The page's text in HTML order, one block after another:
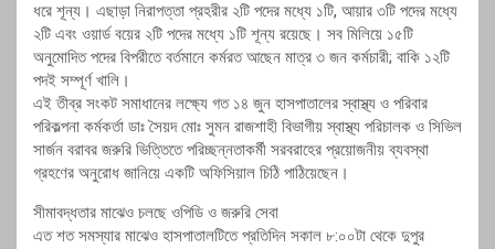
ধরে শূন্য। এছাড়া নিরাপত্তা প্রহরীর ২টি পদের মধ্যে ১টি, আয়ার ৩টি পদের মধ্যে
২টি এবং ওয়ার্ড বয়ের ২টি পদের মধ্যে ১টি শূন্য রয়েছে। সব মিলিয়ে ১৫টি
অনুমোদিত পদের বিপরীতে বর্তমানে কর্মরত আছেন মাত্র ৩ জন কর্মচারী; বাকি ১২টি
পদই সম্পূর্ণ খালি।
এই তীব্র সংকট সমাধানের লক্ষ্যে গত ১৪ জুন হাসপাতালের স্বাস্থ্য ও পরিবার
পরিকল্পনা কর্মকর্তা ডাঃ সৈয়দ মোঃ সুমন রাজশাহী বিভাগীয় স্বাস্থ্য পরিচালক ও সিভিল
সার্জন বরাবর জরুরি ভিত্তিতে পরিচ্ছন্নতাকর্মী সরবরাহের প্রয়োজনীয় ব্যবস্থা
গ্রহণের অনুরোধ জানিয়ে একটি অফিসিয়াল চিঠি পাঠিয়েছেন।
সীমাবদ্ধতার মাঝেও চলছে ওপিডি ও জরুরি সেবা
এত শত সমস্যার মাঝেও হাসপাতালটিতে প্রতিদিন সকাল ৮:০০টা থেকে দুপুর